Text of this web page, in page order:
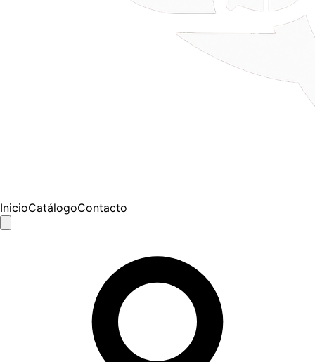
InicioCatálogoContacto